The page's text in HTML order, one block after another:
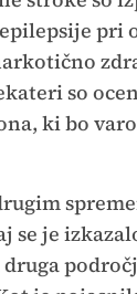
pri
so
ki bo
je